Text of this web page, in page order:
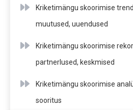
Kriketimängu skoorimise
muutused, uuendused
Kriketimängu skoorimise
partnerlused, keskmised
Kriketimängu skoorimise
sooritus